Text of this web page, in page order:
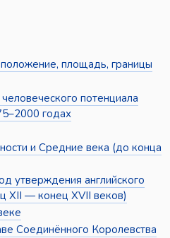
площадь, границы
потенциала
годах
и Средние века (до конца
утверждения английского
XII — конец XVII веков)
Соединённого Королевства